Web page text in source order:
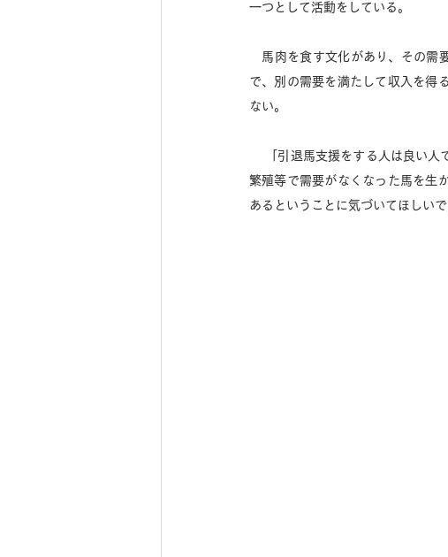
一つとして活動をしている。
馬肉を食す文化があり、その需
で、別の需要を満たして収入を得
ない。
繁殖等で需要がなくなった馬を生
あるということに気づいてほしいで